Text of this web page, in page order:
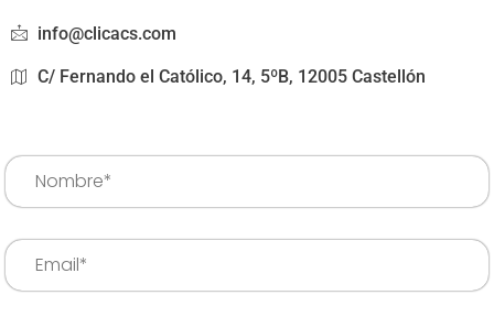
info@clicacs.com
C/ Fernando el Católico, 14, 5ºB, 12005 Castellón